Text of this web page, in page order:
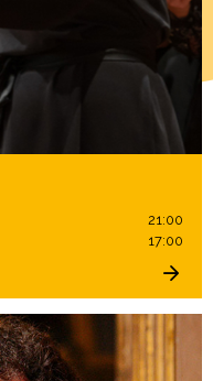
21:00
17:00